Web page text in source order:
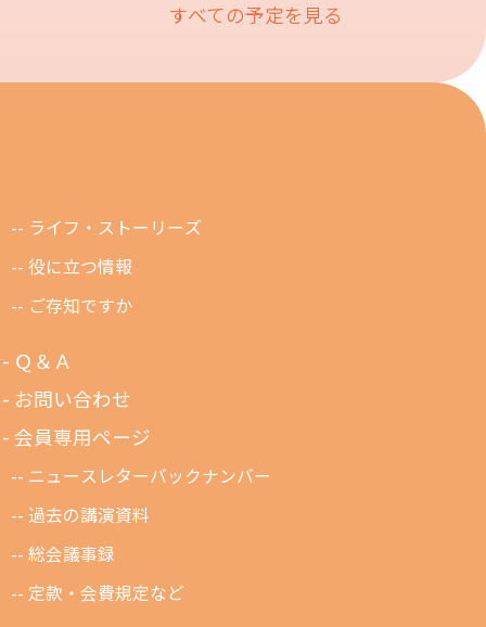
すべての予定を見る
ライフ・ストーリーズ
役に立つ情報
ご存知ですか
Ｑ＆Ａ
お問い合わせ
会員専用ページ
ニュースレターバックナンバー
過去の講演資料
総会議事録
定款・会費規定など